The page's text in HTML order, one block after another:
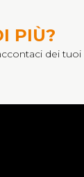
PIÙ?
dei